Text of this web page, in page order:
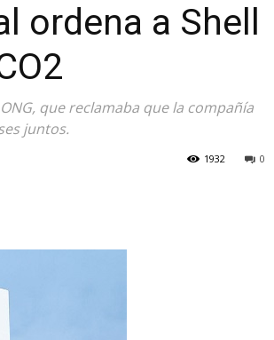
a Shell
que reclamaba que la compañía
juntos.
0
1932